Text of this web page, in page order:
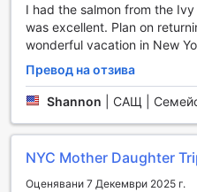
Луксозни удобства в
създаден с мисъл за вашия
Насладете се на климатик,
температура през цялата
отделен дневен тракт,
комфорт са осигурени меки
висококачествени спално
I had the salmon from the
was excellent. Plan on
wonderful vacation in New
Превод на отзива
Shannon САЩ |
NYC Mother Daughter
Оценявани 7 Декември 2025 г.